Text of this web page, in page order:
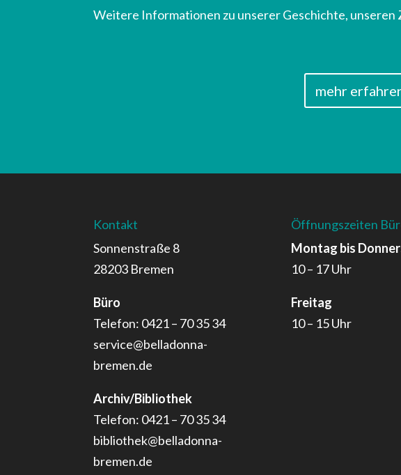
Weitere Informationen zu unserer Geschichte, unseren
mehr
Kontakt
Sonnenstraße 8
28203 Bremen
Büro
Telefon: 0421 – 70 35 34
service@belladonna-
bremen.de
Archiv/Bibliothek
Telefon: 0421 – 70 35 34
bibliothek@belladonna-
bremen.de
Öffnungszeiten
Montag bis
10 – 17 Uhr
Freitag
10 – 15 Uhr